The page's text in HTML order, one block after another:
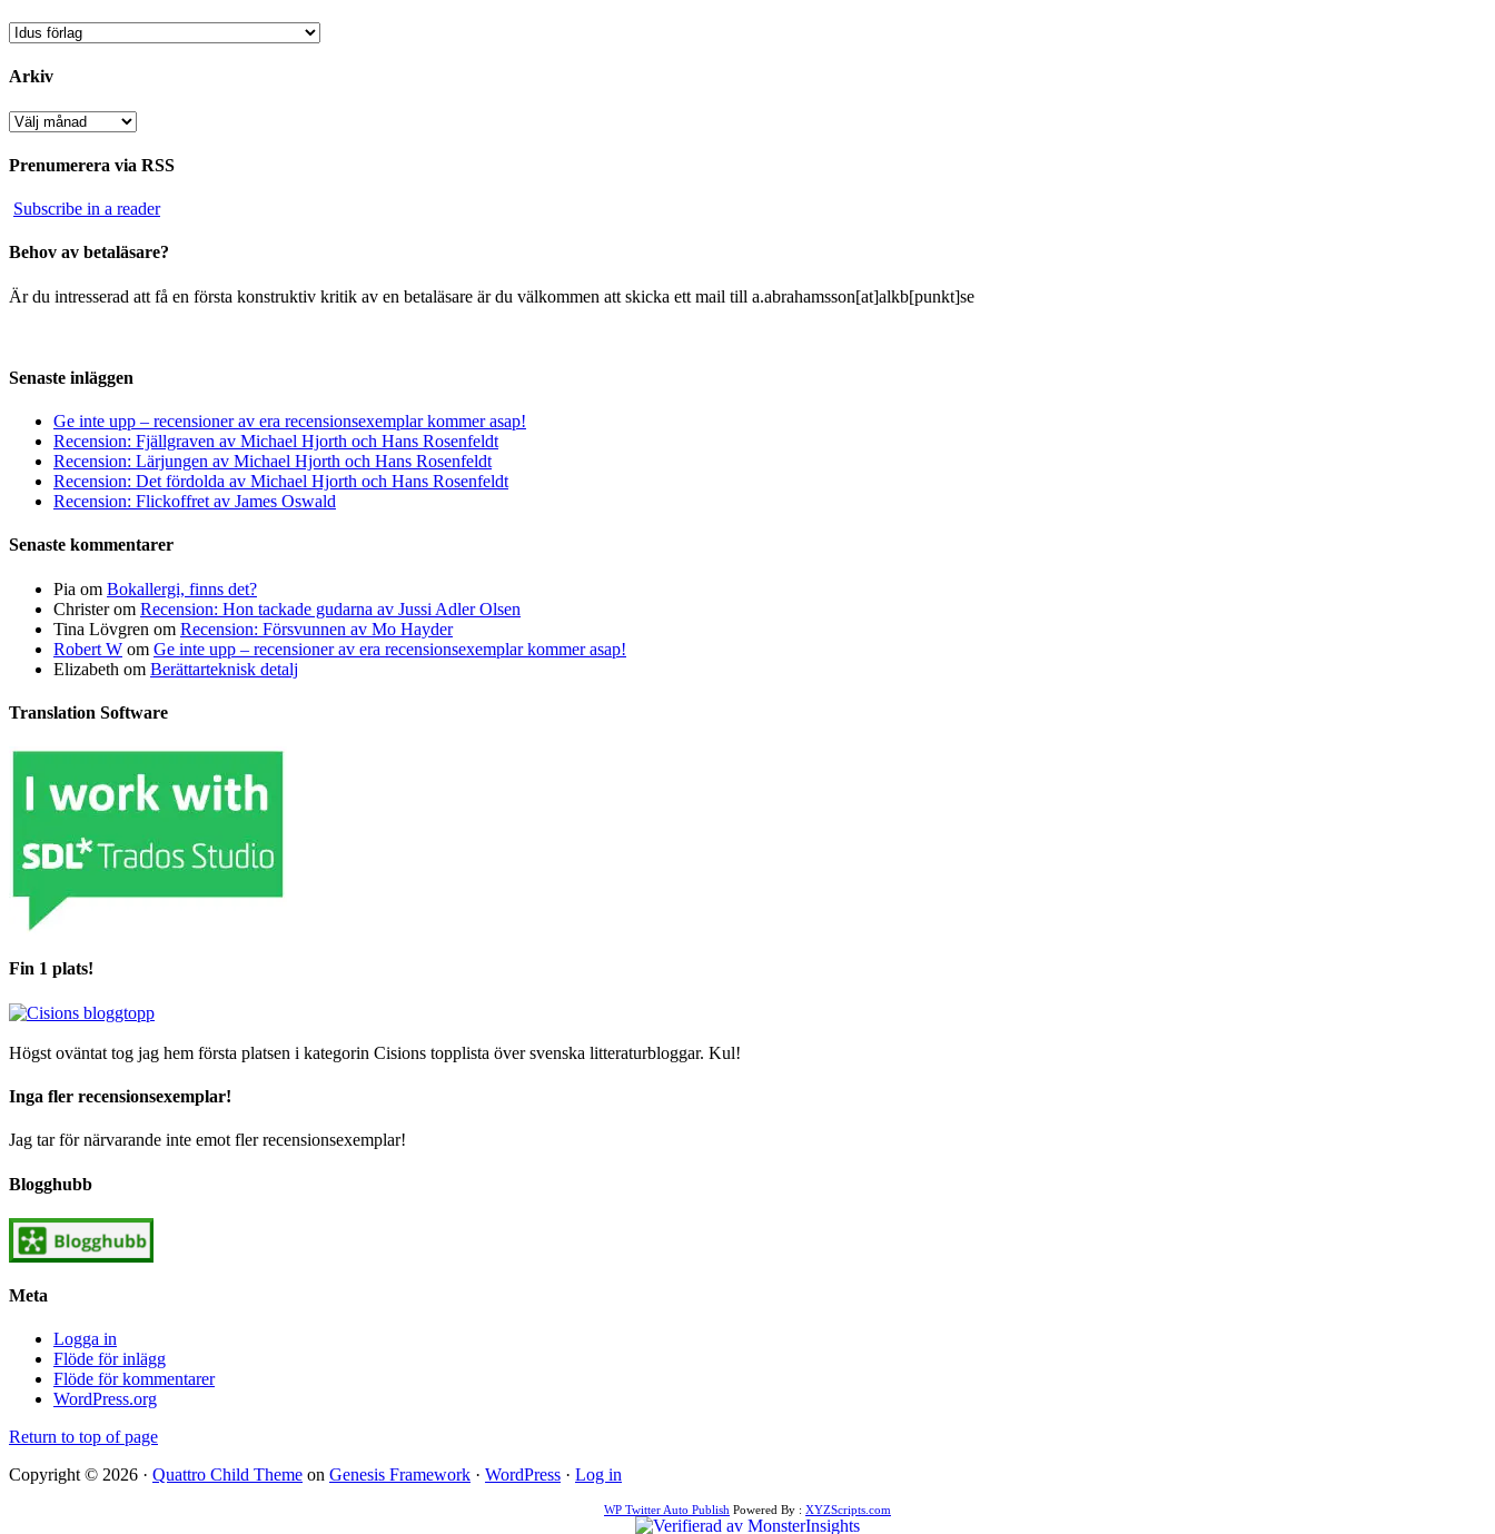
Kategorier
Arkiv
Arkiv
Prenumerera via RSS
Subscribe in a reader
Behov av betaläsare?
Är du intresserad att få en första konstruktiv kritik av en betaläsare är du välkommen att skicka ett mail till a.abrahamsson[at]alkb[punkt]se
Senaste inläggen
Ge inte upp – recensioner av era recensionsexemplar kommer asap!
Recension: Fjällgraven av Michael Hjorth och Hans Rosenfeldt
Recension: Lärjungen av Michael Hjorth och Hans Rosenfeldt
Recension: Det fördolda av Michael Hjorth och Hans Rosenfeldt
Recension: Flickoffret av James Oswald
Senaste kommentarer
Pia om Bokallergi, finns det?
Christerom Recension: Hon tackade gudarna av Jussi Adler Olsen
Tina Lövgren om Recension: Försvunnen av Mo Hayder
Robert W om Ge inte upp – recensioner av era recensionsexemplar kommer asap!
Elizabeth om Berättarteknisk detalj
Translation Software
Fin 1 plats!
Högst oväntat tog jag hem första platsen i kategorin Cisions topplista över svenska litteraturbloggar. Kul!
Inga fler recensionsexemplar!
Jag tar för närvarande inte emot fler recensionsexemplar!
Blogghubb
Meta
Logga in
Flöde för inlägg
Flöde för kommentarer
WordPress.org
Return to top of page
Copyright © 2026 · Quattro Child Theme on Genesis Framework · WordPress · Log in
WP Twitter Auto Publish Powered By : XYZScripts.com